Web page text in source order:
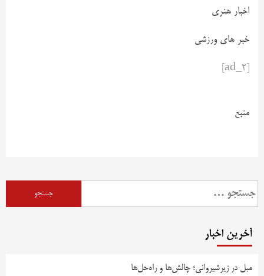
اخبار هنری
خبر های ورزشی
منبع
آخرین اخبار
مبل در زیرشیروانی؛ چالش‌ها و راه‌حل‌ها